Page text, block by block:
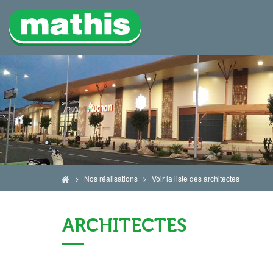
Nos réalisations Voir la liste des architectes
ARCHITECTES